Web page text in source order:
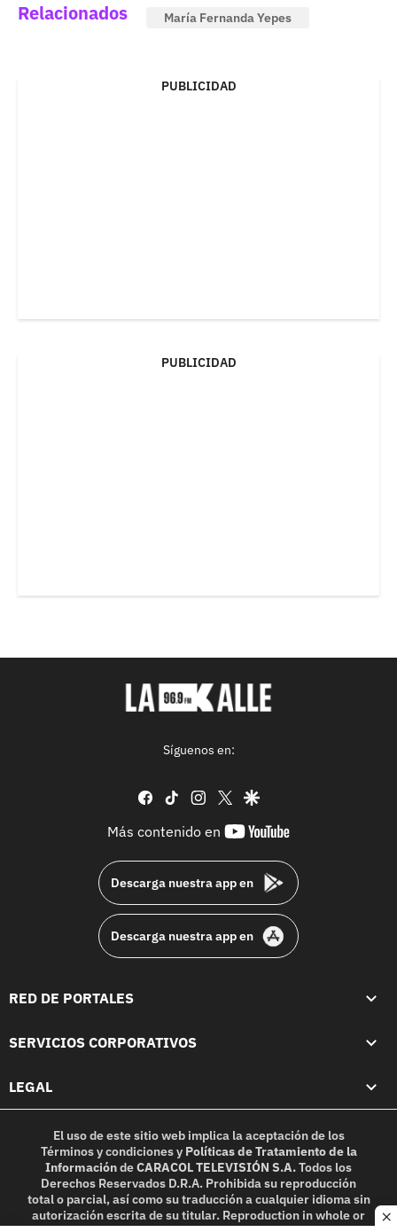
Relacionados María Fernanda Yepes
PUBLICIDAD
PUBLICIDAD
Síguenos en:
facebook
tiktok instagram
twittergoogle
Más contenido en
youtube-
Descarga nuestra app en
Descarga nuestra app en
RED DE PORTALES
SERVICIOS CORPORATIVOS
LEGAL
El uso de este sitio web implica la aceptación de los
Términos y condicionesy Políticas de Tratamiento de la
InformacióndeCARACOL TELEVISIÓN S.A.Todos los
Derechos Reservados D.R.A. Prohibida su reproducción
total o parcial, así como su traducción a cualquier idioma sin
autorización escrita de su titular. Reproduction in whole or